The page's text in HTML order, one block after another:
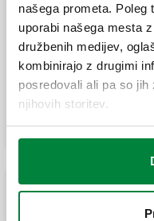
našega prometa. Poleg
uporabi našega mesta
družbenih medijev,
kombinirajo z drugimi
posredovali ali pa so
njihovih storitev.
Termostatske
sisteme
Motorne regulacijske